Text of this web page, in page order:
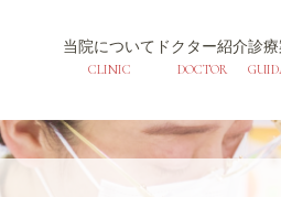
当院について
CLINIC
ドクター紹介
DOCTOR
診